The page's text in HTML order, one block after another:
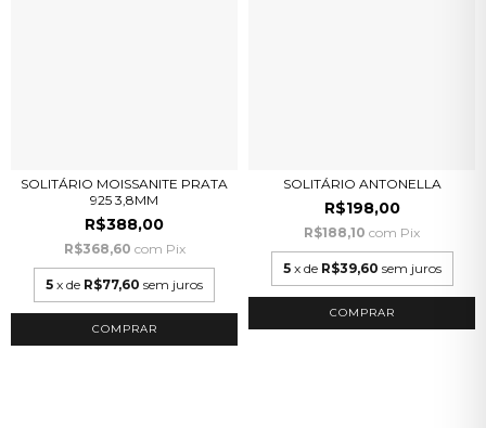
SOLITÁRIO MOISSANITE PRATA
925 3,8MM
R$388,00
R$368,60 com Pix
5 x de R$77,60 sem juros
COMPRAR
SOLITÁRIO ANTONELLA
R$198,00
R$188,10 com Pix
5 x de R$39,60 sem juros
COMPRAR